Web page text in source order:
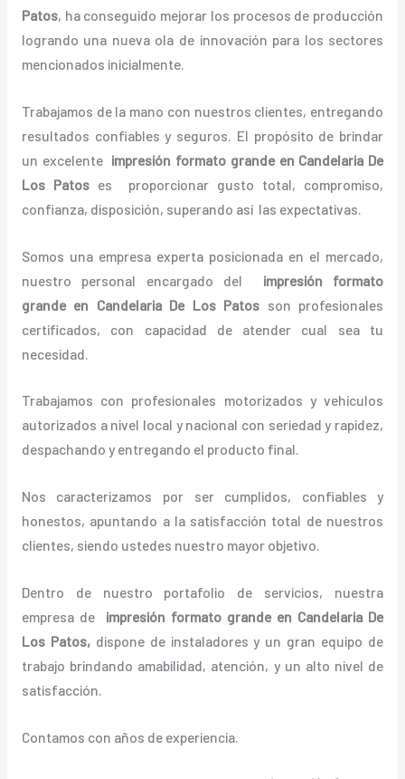
Patos, ha conseguido mejorar los procesos de producción
logrando una nueva ola de innovación para los sectores
mencionados inicialmente.
Trabajamos de la mano con nuestros clientes, entregando
resultados confiables y seguros. El propósito de brindar
un excelente impresión formato grandeen Candelaria De
Los Patos es proporcionar gusto total, compromiso,
confianza, disposición, superando así las expectativas.
Somos una empresa experta posicionada en el mercado,
nuestro personal encargado del impresión formato
grandeen Candelaria De Los Patos son profesionales
certificados, con capacidad de atender cual sea tu
necesidad.
Trabajamos con profesionales motorizados y vehículos
autorizados a nivel local y nacional con seriedad y rapidez,
despachando y entregando el producto final.
Nos caracterizamos por ser cumplidos, confiables y
honestos, apuntando a la satisfacción total de nuestros
clientes, siendo ustedes nuestro mayor objetivo.
Dentro de nuestro portafolio de servicios, nuestra
empresa de impresión formato grande en Candelaria De
Los Patos,dispone de instaladores y un gran equipo de
trabajo brindando amabilidad, atención, y un alto nivel de
satisfacción.
Contamos con años de experiencia.